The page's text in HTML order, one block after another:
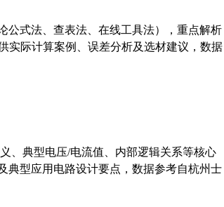
公式法、查表法、在线工具法），重点解析
实际计算案例、误差分析及选材建议，数据
、典型电压/电流值、内部逻辑关系等核心
典型应用电路设计要点，数据参考自杭州士